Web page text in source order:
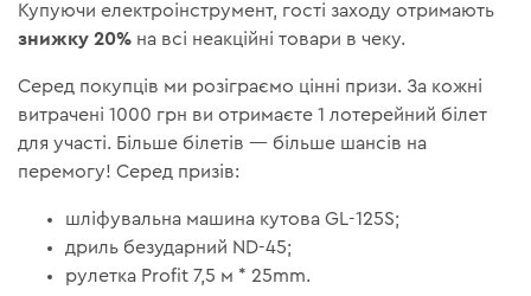
Купуючи електроінструмент, гості заходу отримають
знижку 20% на всі неакційні товари в чеку.
Серед покупців ми розіграємо цінні призи. За кожні
витрачені 1000 грн ви отримаєте 1 лотерейний білет
для участі. Більше білетів — більше шансів на
перемогу! Серед призів:
шліфувальна машина кутова GL-125S;
дриль безударний ND-45;
рулетка Profit 7,5 м * 25mm.